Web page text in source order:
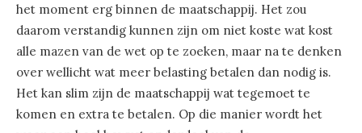
het moment erg binnen de maatschappij. Het zou
daarom verstandig kunnen zijn om niet koste wat kost
alle mazen van de wet op te zoeken, maar na te denken
over wellicht wat meer belasting betalen dan nodig is.
Het kan slim zijn de maatschappij wat tegemoet te
komen en extra te betalen. Op die manier wordt het